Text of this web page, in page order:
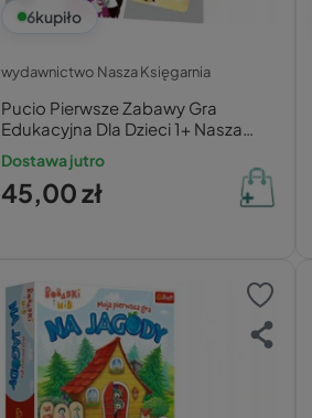
6kupiło
wydawnictwo Nasza Księgarnia
Pucio Pierwsze Zabawy Gra
Edukacyjna Dla Dzieci 1+ Nasza
Księgarnia
Dostawa jutro
45,00 zł